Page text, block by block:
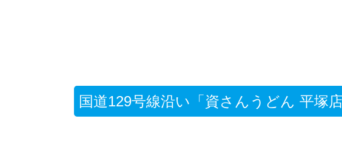
国道129号線沿い「資さんうどん 平塚